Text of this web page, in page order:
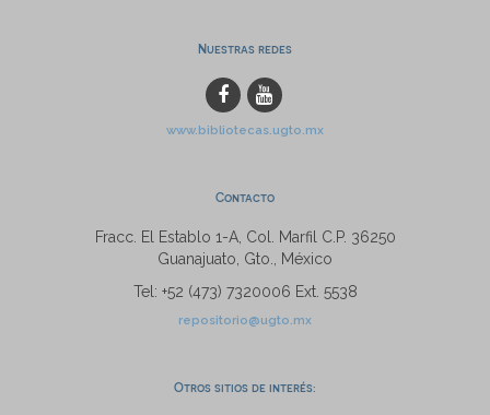
Nuestras redes
www.bibliotecas.ugto.mx
Contacto
Fracc. El Establo 1-A, Col. Marfil C.P. 36250
Guanajuato, Gto., México
Tel: +52 (473) 7320006 Ext. 5538
repositorio@ugto.mx
Otros sitios de interés: